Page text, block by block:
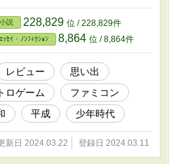
る少年」を題材にした小説を書いて
代が舞台のフィクションですが、私
イ体験が多分に反映されているの
あるかたは読んでみてください。 令
がファミコンやってみた
novel/668119599/3
小説 228,829 位 / 228,829件
ｴｯｾｲ・ﾉﾝﾌｨｸｼｮﾝ 8,864 位 / 8,864件
レビュー
思い出
ロゲーム
ファミコン
平成 少年時代
新日 2024.03.22 登録日 2024.03.11